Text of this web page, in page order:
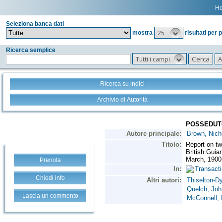
Seleziona banca dati
mostra
25 risultati per
Ricerca semplice
Tutti i campi
Ricerca su indici
Archivio di Autorità
Prenota
Chiedi info
Lascia un commento